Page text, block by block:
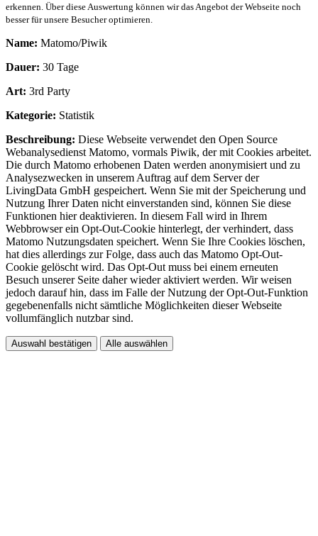
erkennen. Über diese Auswertung können wir das Angebot der Webseite noch
besser für unsere Besucher optimieren.
Name: Matomo/Piwik
Dauer: 30 Tage
Art: 3rd Party
Kategorie: Statistik
Beschreibung: Diese Webseite verwendet den Open Source
Webanalysedienst Matomo, vormals Piwik, der mit Cookies arbeitet.
Die durch Matomo erhobenen Daten werden anonymisiert und zu
Analysezwecken in unserem Auftrag auf dem Server der
LivingData GmbH gespeichert. Wenn Sie mit der Speicherung und
Nutzung Ihrer Daten nicht einverstanden sind, können Sie diese
Funktionen hier deaktivieren. In diesem Fall wird in Ihrem
Webbrowser ein Opt-Out-Cookie hinterlegt, der verhindert, dass
Matomo Nutzungsdaten speichert. Wenn Sie Ihre Cookies löschen,
hat dies allerdings zur Folge, dass auch das Matomo Opt-Out-
Cookie gelöscht wird. Das Opt-Out muss bei einem erneuten
Besuch unserer Seite daher wieder aktiviert werden. Wir weisen
jedoch darauf hin, dass im Falle der Nutzung der Opt-Out-Funktion
gegebenenfalls nicht sämtliche Möglichkeiten dieser Webseite
vollumfänglich nutzbar sind.
Auswahl bestätigen Alle auswählen